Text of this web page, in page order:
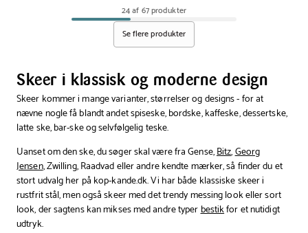
24 af 67 produkter
Se flere produkter
Skeer i klassisk og moderne design
Skeer kommer i mange varianter, størrelser og designs - for at
nævne nogle få blandt andet spiseske, bordske, kaffeske, dessertske,
latte ske, bar-ske og selvfølgelig teske.
Uanset om den ske, du søger skal være fraGense,Bitz,Georg
Jensen,Zwilling,Raadvadeller andre kendte mærker, så finder du et
stort udvalg her på kop-kande.dk. Vi har både klassiske skeer i
rustfrit stål, men også skeer med det trendy messing look eller sort
look, der sagtens kan mikses med andre typerbestikfor et nutidigt
udtryk.